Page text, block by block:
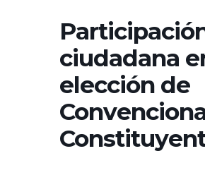
ciudadana
elección de